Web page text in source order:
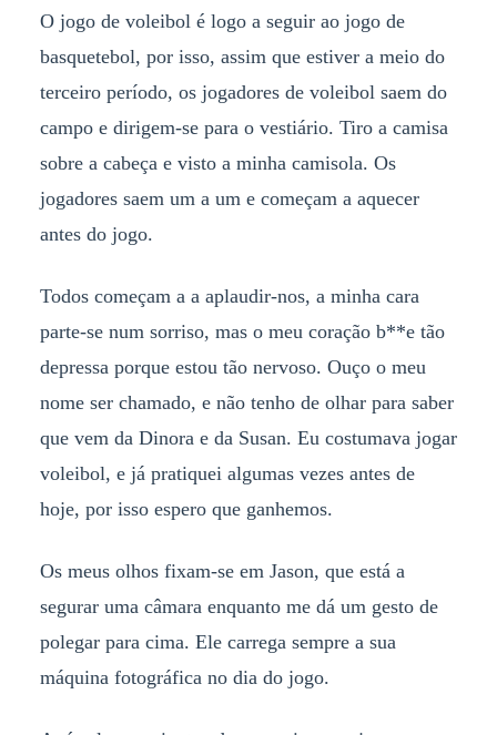
O jogo de voleibol é logo a seguir ao jogo de
basquetebol, por isso, assim que estiver a meio do
terceiro período, os jogadores de voleibol saem do
campo e dirigem-se para o vestiário. Tiro a camisa
sobre a cabeça e visto a minha camisola. Os
jogadores saem um a um e começam a aquecer
antes do jogo.
Todos começam a a aplaudir-nos, a minha cara
parte-se num sorriso, mas o meu coração b**e tão
depressa porque estou tão nervoso. Ouço o meu
nome ser chamado, e não tenho de olhar para saber
que vem da Dinora e da Susan. Eu costumava jogar
voleibol, e já pratiquei algumas vezes antes de
hoje, por isso espero que ganhemos.
Os meus olhos fixam-se em Jason, que está a
segurar uma câmara enquanto me dá um gesto de
polegar para cima. Ele carrega sempre a sua
máquina fotográfica no dia do jogo.